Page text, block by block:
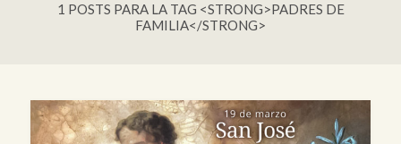
1 POSTS PARA LA TAG <STRONG>PADRES DE
FAMILIA</STRONG>